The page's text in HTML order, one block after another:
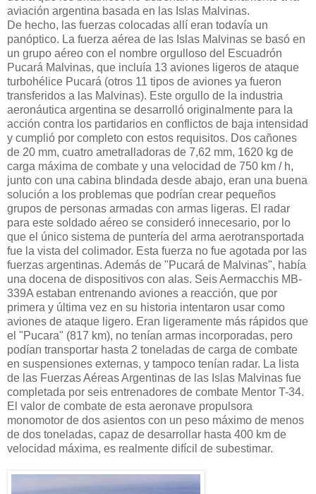
aviación argentina basada en las Islas Malvinas.
De hecho, las fuerzas colocadas allí eran todavía un
panóptico. La fuerza aérea de las Islas Malvinas se basó en
un grupo aéreo con el nombre orgulloso del Escuadrón
Pucará Malvinas, que incluía 13 aviones ligeros de ataque
turbohélice Pucará (otros 11 tipos de aviones ya fueron
transferidos a las Malvinas). Este orgullo de la industria
aeronáutica argentina se desarrolló originalmente para la
acción contra los partidarios en conflictos de baja intensidad
y cumplió por completo con estos requisitos. Dos cañones
de 20 mm, cuatro ametralladoras de 7,62 mm, 1620 kg de
carga máxima de combate y una velocidad de 750 km / h,
junto con una cabina blindada desde abajo, eran una buena
solución a los problemas que podrían crear pequeños
grupos de personas armadas con armas ligeras. El radar
para este soldado aéreo se consideró innecesario, por lo
que el único sistema de puntería del arma aerotransportada
fue la vista del colimador. Esta fuerza no fue agotada por las
fuerzas argentinas. Además de "Pucará de Malvinas", había
una docena de dispositivos con alas. Seis Aermacchis MB-
339A estaban entrenando aviones a reacción, que por
primera y última vez en su historia intentaron usar como
aviones de ataque ligero. Eran ligeramente más rápidos que
el "Pucara" (817 km), no tenían armas incorporadas, pero
podían transportar hasta 2 toneladas de carga de combate
en suspensiones externas, y tampoco tenían radar. La lista
de las Fuerzas Aéreas Argentinas de las Islas Malvinas fue
completada por seis entrenadores de combate Mentor T-34.
El valor de combate de esta aeronave propulsora
monomotor de dos asientos con un peso máximo de menos
de dos toneladas, capaz de desarrollar hasta 400 km de
velocidad máxima, es realmente difícil de subestimar.